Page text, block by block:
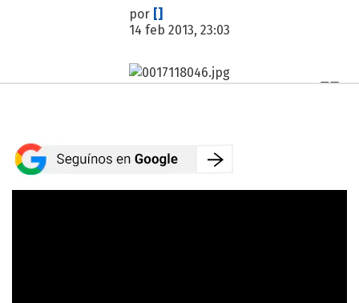
por []
14 feb 2013, 23:03